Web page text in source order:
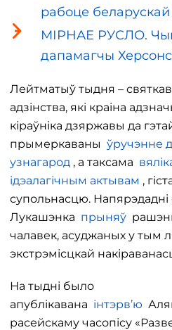
рабоце беларускай
МІРНАЕ РУСЛО.
дапамагчы
Лейтматыў тыдня –
адзінства, які краіна
кіраўніка дзяржавы да
прымеркаваны ўручэнне
узнагарод , а таксама
ідэалагічным актывам ,
супольнасцю.
Лукашэнка прыняў
чалавек, асуджаных у тым
экстрэмісцкай
На тыдні было
апублікавана інтэрв’ю
расейскаму часопісу